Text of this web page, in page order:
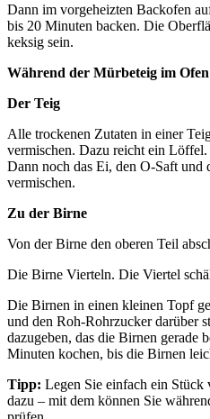
Dann im vorgeheizten Backofen
bis 20 Minuten backen. Die
keksig sein.
Während der Mürbeteig im
Der Teig
Alle trockenen Zutaten in einer
vermischen. Dazu reicht ein Löffel.
Dann noch das Ei, den O-Saft und
vermischen.
Zu der Birne
Von der Birne den oberen Teil
Die Birne Vierteln. Die Viertel
Die Birnen in einen kleinen Topf
und den Roh-Rohrzucker darüber
dazugeben, das die Birnen gerade
Minuten kochen, bis die Birnen
Tipp: Legen Sie einfach ein Stück
dazu – mit dem können Sie